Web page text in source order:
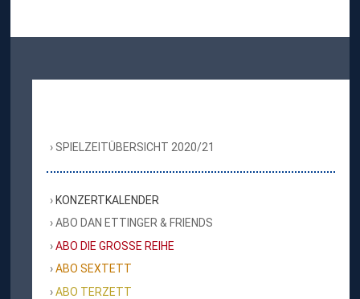
SPIELZEITÜBERSICHT 2020/21
KONZERTKALENDER
ABO DAN ETTINGER & FRIENDS
ABO DIE GROSSE REIHE
ABO SEXTETT
ABO TERZETT